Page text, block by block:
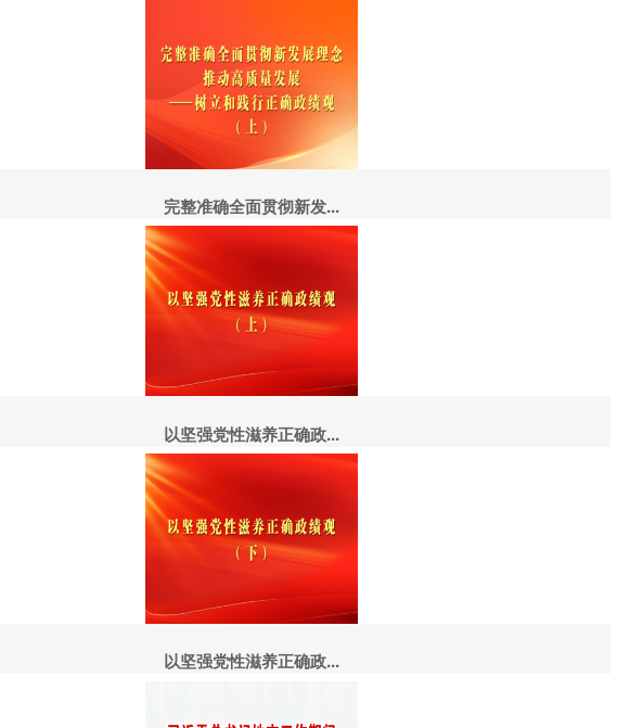
完整准确全面贯彻新发...
以坚强党性滋养正确政...
以坚强党性滋养正确政...